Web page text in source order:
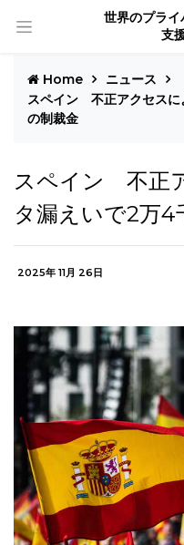
世界のプラ
支
Home
ニュース
スペイン 不正アクセスに
の制裁金
スペイン 不正
タ漏えいで2万4
2025年 11月 26日